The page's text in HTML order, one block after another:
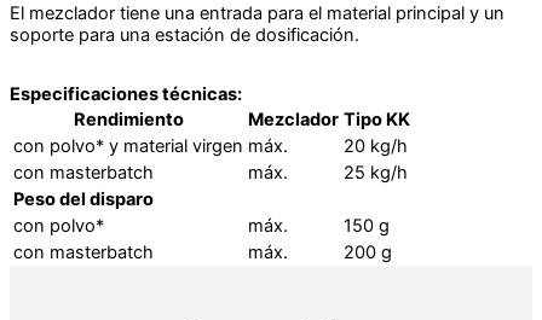
El mezclador tiene una entrada para el material principal y un
soporte para una estación de dosificación.
Especificaciones técnicas:
Rendimiento
Mezclador Tipo KK
con polvo* y material virgen máx.
20 kg/h
con masterbatch
máx.
25 kg/h
Peso del disparo
con polvo*
máx.
150 g
con masterbatch
máx. 200 g